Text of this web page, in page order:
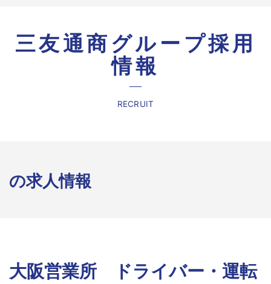
三友通商グループ採用
情報
RECRUIT
の求人情報
大阪営業所 ドライバー・運転